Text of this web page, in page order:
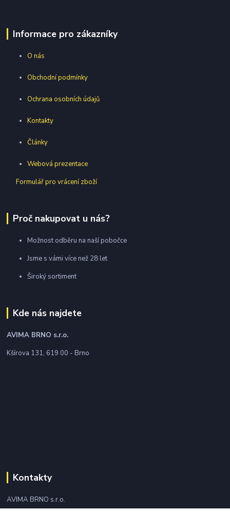
Informace pro zákazníky
O nás
Obchodní podmínky
Ochrana osobních údajů
Kontakty
Články
Webová prezentace
Formulář pro vrácení zboží
Proč nakupovat u nás?
Možnost odběru na naší pobočce
Jsme s vámi více než 28 let
Široký sortiment
Kde nás najdete
AVIMA BRNO s.r.o.
Kšírova 131, 619 00 - Brno
Kontakty
AVIMA BRNO s.r.o.